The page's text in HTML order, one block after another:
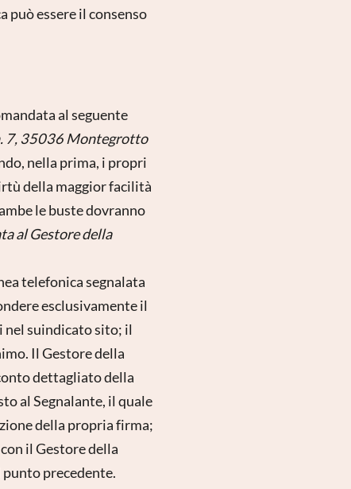
può essere il consenso
al seguente
7, 35036 Montegrotto
nella prima, i propri
della maggior facilità
le buste dovranno
al Gestore della
telefonica segnalata
esclusivamente il
nel suindicato sito; il
Il Gestore della
dettagliato della
al Segnalante, il quale
della propria firma;
il Gestore della
precedente.